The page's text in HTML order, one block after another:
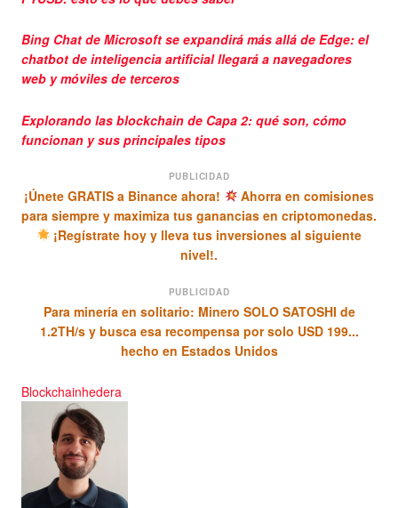
Bing Chat de Microsoft se expandirá más allá de Edge: el
chatbot de inteligencia artificial llegará a navegadores
web y móviles de terceros
Explorando las blockchain de Capa 2: qué son, cómo
funcionan y sus principales tipos
PUBLICIDAD
¡Únete GRATIS a Binance ahora!
Ahorra en comisiones
para siempre y maximiza tus ganancias en criptomonedas.
¡Regístrate hoy y lleva tus inversiones al siguiente
nivel!.
PUBLICIDAD
Para minería en solitario: Minero SOLO SATOSHI de
1.2TH/s y busca esa recompensa por solo USD 199...
hecho en Estados Unidos
Blockchainhedera